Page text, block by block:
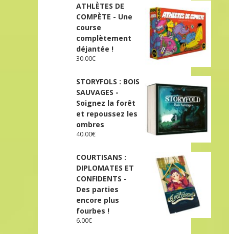
ATHLÈTES DE
COMPÈTE - Une
course
complètement
déjantée !
30.00€
STORYFOLS : BOIS
SAUVAGES -
Soignez la forêt
et repoussez les
ombres
40.00€
COURTISANS :
DIPLOMATES ET
CONFIDENTS -
Des parties
encore plus
fourbes !
6.00€